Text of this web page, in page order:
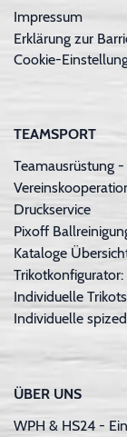
Impressum
Erklärung zur
Cookie-
TEAMSPORT
Teamausrüstung
Druckservice
Pixoff
Kataloge
Individuelle
Individuelle
ÜBER UNS
WPH & HS24 -